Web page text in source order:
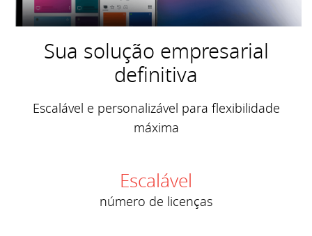
Sua solução empresarial
definitiva
Escalável e personalizável para flexibilidade
máxima
Escalável
número de licenças